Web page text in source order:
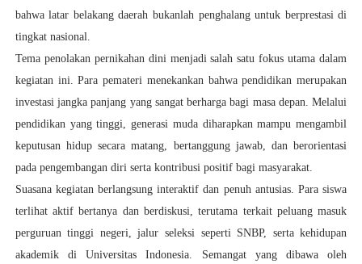
bahwa latar belakang daerah bukanlah penghalang untuk berprestasi di
tingkat nasional.
Tema penolakan pernikahan dini menjadi salah satu fokus utama dalam
kegiatan ini. Para pemateri menekankan bahwa pendidikan merupakan
investasi jangka panjang yang sangat berharga bagi masa depan. Melalui
pendidikan yang tinggi, generasi muda diharapkan mampu mengambil
keputusan hidup secara matang, bertanggung jawab, dan berorientasi
pada pengembangan diri serta kontribusi positif bagi masyarakat.
Suasana kegiatan berlangsung interaktif dan penuh antusias. Para siswa
terlihat aktif bertanya dan berdiskusi, terutama terkait peluang masuk
perguruan tinggi negeri, jalur seleksi seperti SNBP, serta kehidupan
akademik di Universitas Indonesia. Semangat yang dibawa oleh